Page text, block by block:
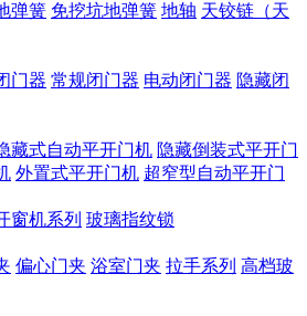
弹簧 免挖坑地弹簧 地轴 天铰链（天
门器 常规闭门器 电动闭门器 隐藏闭
藏式自动平开门机 隐藏倒装式平开门
外置式平开门机 超窄型自动平开门
窗机系列 玻璃指纹锁
偏心门夹 浴室门夹 拉手系列 高档玻